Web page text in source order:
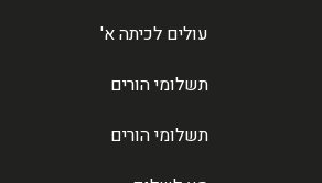
עולים לכיתה א'
תשלומי הורים
תשלומי הורים